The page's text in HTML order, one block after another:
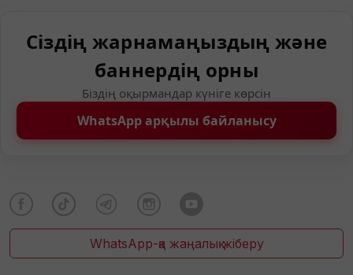
Сіздің жарнамаңыздың және
баннердің орны
Біздің оқырмандар күніге көрсін
WhatsApp арқылы байланысу
WhatsApp-қа жаңалық жіберу